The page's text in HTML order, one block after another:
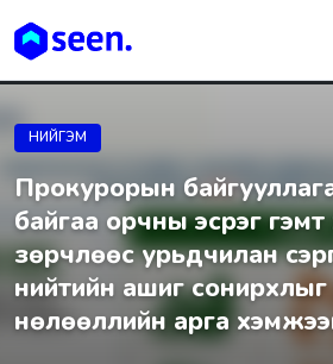
НИЙГЭМ
Прокурорын
байгаа орчны эсрэг гэмт
зөрчлөөс урьдчилан
нийтийн ашиг
нөлөөллийн арга хэмжээг